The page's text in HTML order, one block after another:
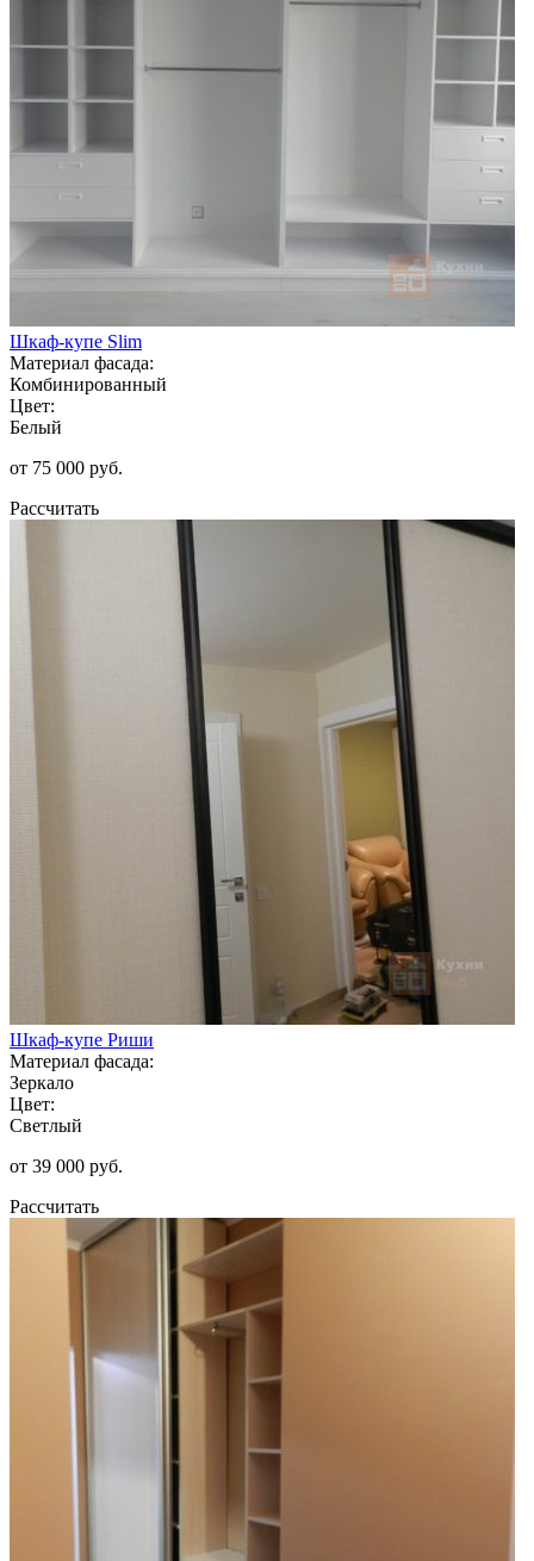
Шкаф-купе Slim
Материал фасада:
Комбинированный
Цвет:
Белый
от 75 000 руб.
Рассчитать
Шкаф-купе Риши
Материал фасада:
Зеркало
Цвет:
Светлый
от 39 000 руб.
Рассчитать